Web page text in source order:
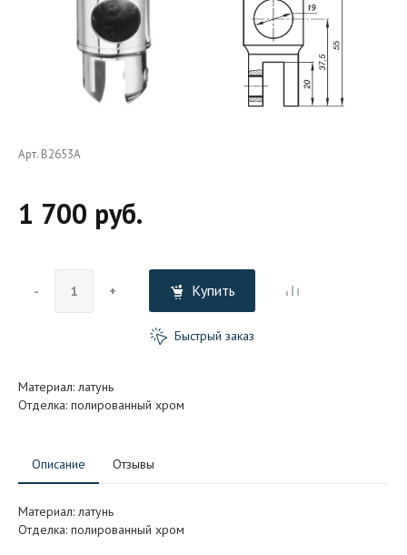
Арт. B2653A
1 700 руб.
- + Купить
Быстрый заказ
Материал: латунь
Отделка: полированный хром
Описание Отзывы
Материал: латунь
Отделка: полированный хром